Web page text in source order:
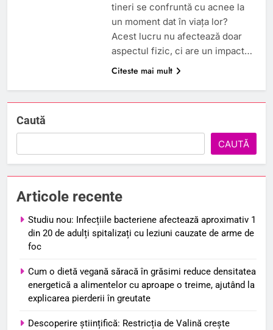
tineri se confruntă cu acnee la
un moment dat în viața lor?
Acest lucru nu afectează doar
aspectul fizic, ci are un impact…
Citeste mai mult
Caută
CAUTĂ
Articole recente
Studiu nou: Infecțiile bacteriene afectează aproximativ 1
din 20 de adulți spitalizați cu leziuni cauzate de arme de
foc
Cum o dietă vegană săracă în grăsimi reduce densitatea
energetică a alimentelor cu aproape o treime, ajutând la
explicarea pierderii în greutate
Descoperire științifică: Restricția de Valină crește